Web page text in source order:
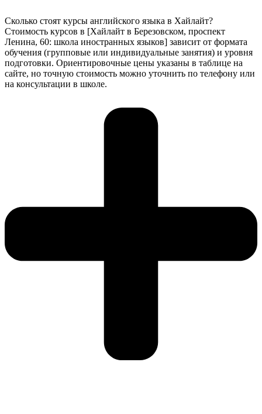
Сколько стоят курсы английского языка в Хайлайт?
Стоимость курсов в [Хайлайт в Березовском, проспект
Ленина, 60: школа иностранных языков] зависит от формата
обучения (групповые или индивидуальные занятия) и уровня
подготовки. Ориентировочные цены указаны в таблице на
сайте, но точную стоимость можно уточнить по телефону или
на консультации в школе.